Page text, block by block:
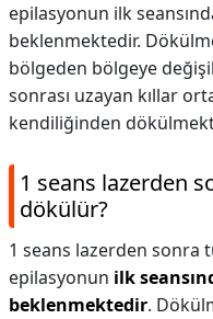
epilasyonun ilk
beklenmektedir.
bölgeden bölgeye
sonrası uzayan kıllar
kendiliğinden
1 seans lazerden
dökülür?
1 seans lazerden sonra
epilasyonun ilk
beklenmektedir.